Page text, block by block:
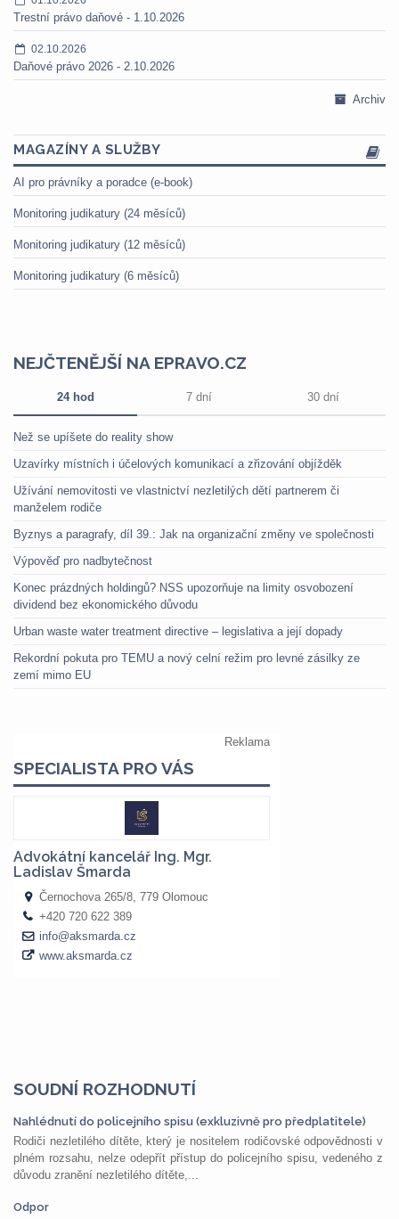
Trestní právo daňové - 1.10.2026
02.10.2026
Daňové právo 2026 - 2.10.2026
Archiv
MAGAZÍNY A SLUŽBY
AI pro právníky a poradce (e-book)
Monitoring judikatury (24 měsíců)
Monitoring judikatury (12 měsíců)
Monitoring judikatury (6 měsíců)
NEJČTENĚJŠÍ NA EPRAVO.CZ
24 hod 7 dní 30 dní
Než se upíšete do reality show
Uzavírky místních i účelových komunikací a zřizování objížděk
Užívání nemovitosti ve vlastnictví nezletilých dětí partnerem či
manželem rodiče
Byznys a paragrafy, díl 39.: Jak na organizační změny ve společnosti
Výpověď pro nadbytečnost
Konec prázdných holdingů? NSS upozorňuje na limity osvobození
dividend bez ekonomického důvodu
Urban waste water treatment directive – legislativa a její dopady
Rekordní pokuta pro TEMU a nový celní režim pro levné zásilky ze
zemí mimo EU
SOUDNÍ ROZHODNUTÍ
Nahlédnutí do policejního spisu (exkluzivně pro předplatitele)
Rodiči nezletilého dítěte, který je nositelem rodičovské odpovědnosti v
plném rozsahu, nelze odepřít přístup do policejního spisu, vedeného z
důvodu zranění nezletilého dítěte,...
Odpor